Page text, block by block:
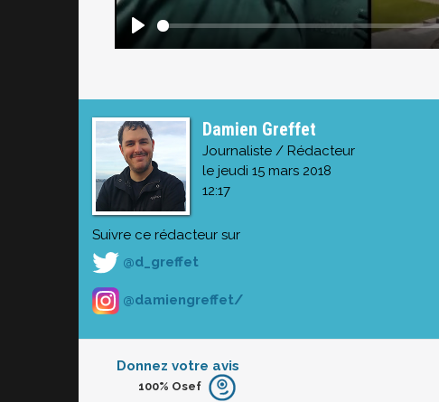
Damien Greffet
Journaliste / Rédacteur
le jeudi 15 mars 2018
12:17
Suivre ce rédacteur sur
@d_greffet
@damiengreffet/
Donnez votre avis
Furieux
100% Osef